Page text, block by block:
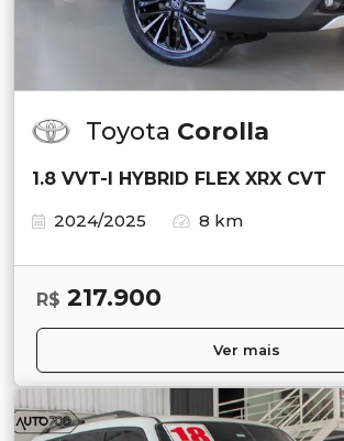
Toyota Corolla
1.8 VVT-I HYBRID FLEX XRX CVT
2024/2025
8 km
R$ 217.900
Ver mais